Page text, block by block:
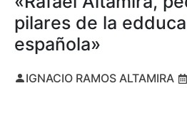
pilares de la
española»
IGNACIO RAMOS ALTAMIRA